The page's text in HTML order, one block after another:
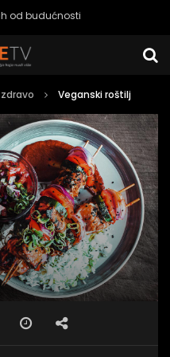
od budućnosti
Veganski roštilj